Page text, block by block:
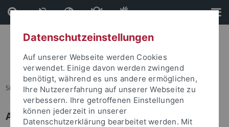
Direkt
zum
Inhalt
Direkt
zur
Fußleiste
Sie sind hier: Startseite
Anmelden
Datenschutzeinstellungen
Auf unserer Webseite werden Cookies
verwendet. Einige davon werden zwingend
benötigt, während es uns andere ermöglichen,
Ihre Nutzererfahrung auf unserer Webseite zu
verbessern. Ihre getroffenen Einstellungen
können jederzeit in unserer
Datenschutzerklärung bearbeitet werden. Mit